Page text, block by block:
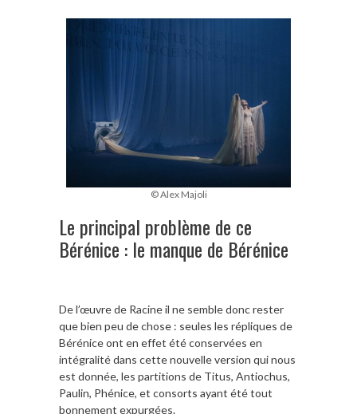
© Alex Majoli
Le principal problème de ce
Bérénice : le manque de Bérénice
De l’œuvre de Racine il ne semble donc rester
que bien peu de chose : seules les répliques de
Bérénice ont en effet été conservées en
intégralité dans cette nouvelle version qui nous
est donnée, les partitions de Titus, Antiochus,
Paulin, Phénice, et consorts ayant été tout
bonnement expurgées.